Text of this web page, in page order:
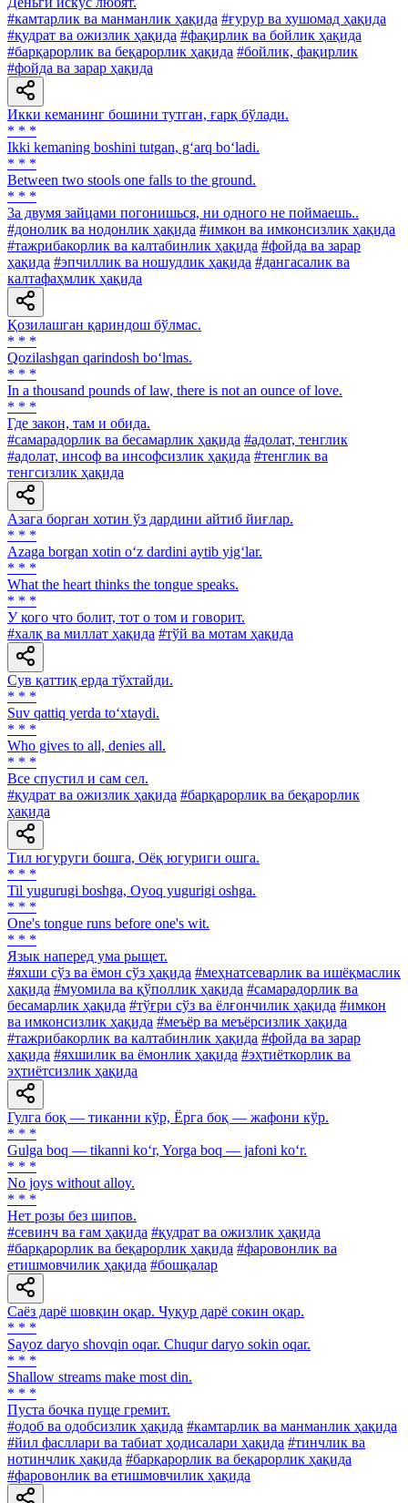
#камтарлик ва манманлик ҳақида #ғурур ва хушомад ҳақида
#қудрат ва ожизлик ҳақида #фақирлик ва бойлик ҳақида
#барқарорлик ва беқарорлик ҳақида #бойлик, фақирлик
#фойда ва зарар ҳақида
Икки кеманинг бошини тутган, ғарқ бўлади.
* * *
Ikki kemaning boshini tutgan, g‘arq bo‘ladi.
* * *
Between two stools one falls to the ground.
* * *
3a двумя зайцами погонишься, ни одного не поймаешь..
#донолик ва нодонлик ҳақида #имкон ва имконсизлик ҳақида
#тажрибакорлик ва калтабинлик ҳақида #фойда ва зарар
ҳақида #эпчиллик ва ношудлик ҳақида #дангасалик ва
калтафаҳмлик ҳақида
Қозилашган қариндош бўлмас.
* * *
Qozilashgan qarindosh bo‘lmas.
* * *
In a thousand pounds of law, there is not an ounce of love.
* * *
Где закон, там и обида.
#самарадорлик ва бесамарлик ҳақида #адолат, тенглик
#адолат, инсоф ва инсофсизлик ҳақида #тенглик ва
тенгсизлик ҳақида
Азага борган хотин ўз дардини айтиб йиғлар.
* * *
Azaga borgan xotin o‘z dardini aytib yig‘lar.
* * *
What the heart thinks the tongue speaks.
* * *
У кого что болит, тот о том и говорит.
#халқ ва миллат ҳақида #тўй ва мотам ҳақида
Сув қаттиқ ерда тўхтайди.
* * *
Suv qattiq yerda to‘xtaydi.
* * *
Who gives to all, denies all.
* * *
Все спустил и сам сел.
#қудрат ва ожизлик ҳақида #барқарорлик ва беқарорлик
ҳақида
Тил югуруги бошга, Оёқ югуриги ошга.
* * *
Til yugurugi boshga, Oyoq yugurigi oshga.
* * *
One's tongue runs before one's wit.
* * *
Язык наперед ума рыщет.
#яхши сўз ва ёмон сўз ҳақида #меҳнатсеварлик ва ишёқмаслик
ҳақида #муомила ва қўполлик ҳақида #самарадорлик ва
бесамарлик ҳақида #тўғри сўз ва ёлғончилик ҳақида #имкон
ва имконсизлик ҳақида #меъёр ва меъёрсизлик ҳақида
#тажрибакорлик ва калтабинлик ҳақида #фойда ва зарар
ҳақида #яхшилик ва ёмонлик ҳақида #эҳтиёткорлик ва
эҳтиётсизлик ҳақида
Гулга боқ — тиканни кўр, Ёрга боқ — жафони кўр.
* * *
Gulga boq — tikanni ko‘r, Yorga boq — jafoni ko‘r.
* * *
No joys without alloy.
* * *
Нет розы без шипов.
#севинч ва ғам ҳақида #қудрат ва ожизлик ҳақида
#барқарорлик ва беқарорлик ҳақида #фаровонлик ва
етишмовчилик ҳақида #бошқалар
Саёз дарё шовқин оқар. Чуқур дарё сокин оқар.
* * *
Sayoz daryo shovqin oqar. Chuqur daryo sokin oqar.
* * *
Shallow streams make most din.
* * *
Пуста бочка пуще гремит.
#одоб ва одобсизлик ҳақида #камтарлик ва манманлик ҳақида
#йил фасллари ва табиат ҳодисалари ҳақида #тинчлик ва
нотинчлик ҳақида #барқарорлик ва беқарорлик ҳақида
#фаровонлик ва етишмовчилик ҳақида